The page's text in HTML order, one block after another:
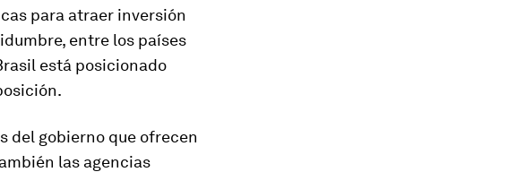
para atraer inversión
entre los países
está posicionado
del gobierno que ofrecen
las agencias